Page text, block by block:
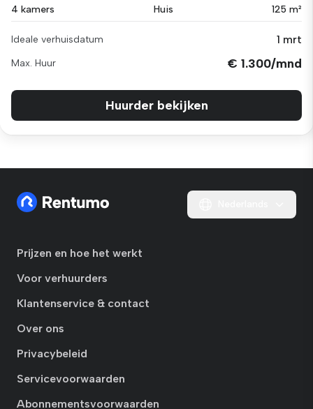
4 kamers Huis 125 m²
Ideale verhuisdatum 1 mrt
Max. Huur € 1.300/mnd
Huurder bekijken
Prijzen en hoe het werkt
Voor verhuurders
Klantenservice & contact
Over ons
Privacybeleid
Servicevoorwaarden
Abonnementsvoorwaarden